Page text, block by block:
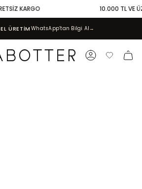
KARGO 10.000 TL VE
ÜRETİM WhatsApp’tan Bilgi Al →
Account